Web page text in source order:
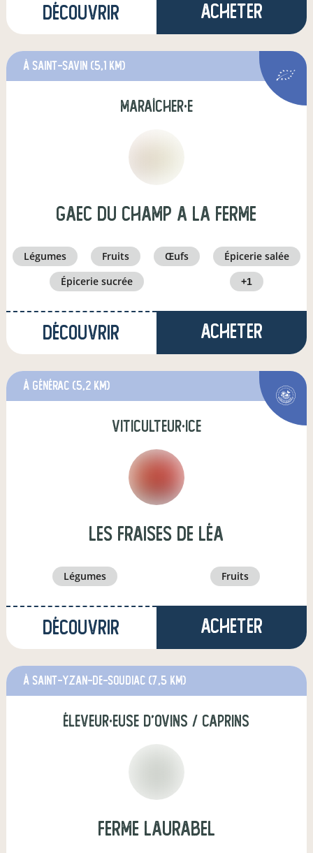
Découvrir Acheter
à Saint-Savin (5,1 km)
maraîcher·e
gaec du champ a la ferme
légumes fruits œufs
épicerie salée
épicerie sucrée
+1
Découvrir Acheter
à Générac (5,2 km)
viticulteur·ice
Les Fraises de Léa
légumes fruits
Découvrir Acheter
à Saint-Yzan-de-Soudiac (7,5 km)
éleveur·euse d'ovins / caprins
Ferme Laurabel